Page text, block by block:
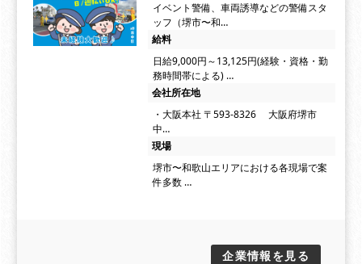
イベント警備、車両誘導などの警備スタ
ッフ（堺市〜和…
給料
日給9,000円～13,125円(経験・資格・勤
務時間帯による) …
会社所在地
・大阪本社 〒593-8326 大阪府堺市
中…
現場
堺市〜和歌山エリアにおける各現場で案
件多数 …
企業情報を見る